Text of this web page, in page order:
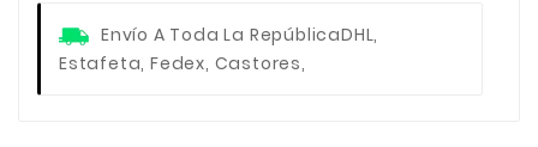
Envío A Toda La RepúblicaDHL,
Estafeta, Fedex, Castores,